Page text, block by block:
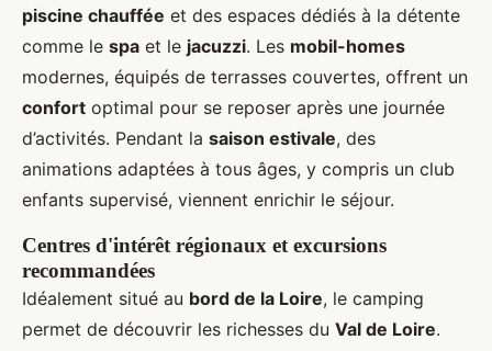
piscine chauffée et des espaces dédiés à la détente
comme le spa et le jacuzzi. Les mobil-homes
modernes, équipés de terrasses couvertes, offrent un
confort optimal pour se reposer après une journée
d’activités. Pendant la saison estivale, des
animations adaptées à tous âges, y compris un club
enfants supervisé, viennent enrichir le séjour.
Centres d'intérêt régionaux et excursions
recommandées
Idéalement situé au bord de la Loire, le camping
permet de découvrir les richesses du Val de Loire.